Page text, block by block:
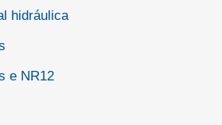
hidráulica
e NR12